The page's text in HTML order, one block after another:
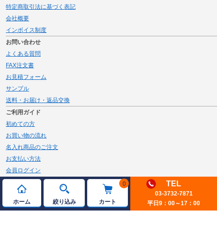
ホーム 絞り込み
0
カート
TEL
03-3732-7871
平日9：00～17：00
特定商取引法に基づく表記
会社概要
インボイス制度
お問い合わせ
よくある質問
FAX注文書
お見積フォーム
サンプル
送料・お届け・返品交換
ご利用ガイド
初めての方
お買い物の流れ
名入れ商品のご注文
お支払い方法
会員ログイン
メルマガ登録
新規会員登録
ページトップへ